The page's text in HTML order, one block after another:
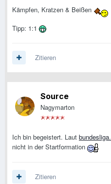
Kämpfen, Kratzen & Beißen
Tipp: 1:1
Zitieren
Source
Nagymarton
Ich bin begeistert. Laut
nicht in der Startformation
Zitieren